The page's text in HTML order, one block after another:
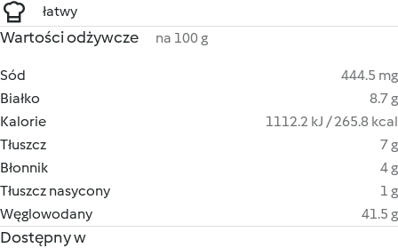
łatwy
Wartości odżywcze na 100 g
Sód
444.5 mg
Białko
8.7 g
Kalorie
1112.2 kJ / 265.8 kcal
Tłuszcz
7 g
Błonnik
4 g
Tłuszcz nasycony
1 g
Węglowodany
41.5 g
Dostępny w